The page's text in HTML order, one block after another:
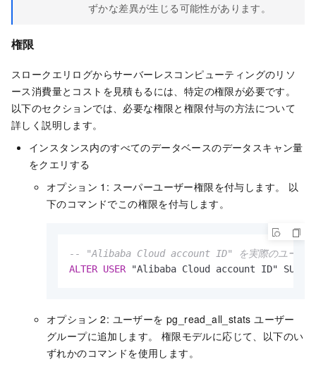
ずかな差異が生じる可能性があります。
権限
スロークエリログからサーバーレスコンピューティングのリソ
ース消費量とコストを見積もるには、特定の権限が必要です。
以下のセクションでは、必要な権限と権限付与の方法について
詳しく説明します。
インスタンス内のすべてのデータベースのデータスキャン量
をクエリする
オプション 1: スーパーユーザー権限を付与します。 以
下のコマンドでこの権限を付与します。
-- "Alibaba Cloud account ID" を実際のユーザー
ALTER USER "Alibaba Cloud account ID"
オプション 2: ユーザーを pg_read_all_stats ユーザー
グループに追加します。 権限モデルに応じて、以下のい
ずれかのコマンドを使用します。